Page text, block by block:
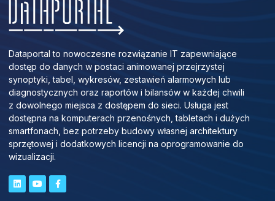
Dataportal to nowoczesne rozwiązanie IT zapewniające
dostęp do danych w postaci animowanej przejrzystej
synoptyki, tabel, wykresów, zestawień alarmowych lub
diagnostycznych oraz raportów i bilansów w każdej chwili
z dowolnego miejsca z dostępem do sieci. Usługa jest
dostępna na komputerach przenośnych, tabletach i dużych
smartfonach, bez potrzeby budowy własnej architektury
sprzętowej i dodatkowych licencji na oprogramowanie do
wizualizacji.